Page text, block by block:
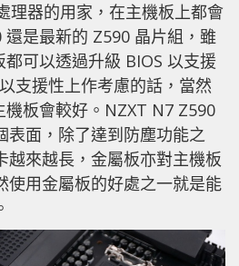
理器的用家，在主機板上都會
是最新的 Z590 晶片組，雖
可以透過升級 BIOS 以支援
支援性上作考慮的話，當然
板會較好。NZXT N7 Z590
表面，除了達到防塵功能之
越來越長，金屬板亦對主機板
使用金屬板的好處之一就是能